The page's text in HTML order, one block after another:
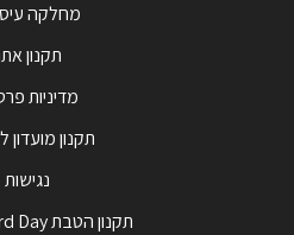
מחלקה
תקנון
מדיניות
תקנון מועדון
נגישות
תקנון הטבת Mastercard Day